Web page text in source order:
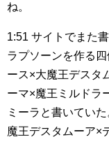
ね。
1:51 サイトでまた
ラプソーンを作る
ース×大魔王デスタ
ーマ×魔王ミルドラ
ミーラと書いていた
魔王デスタムーア×